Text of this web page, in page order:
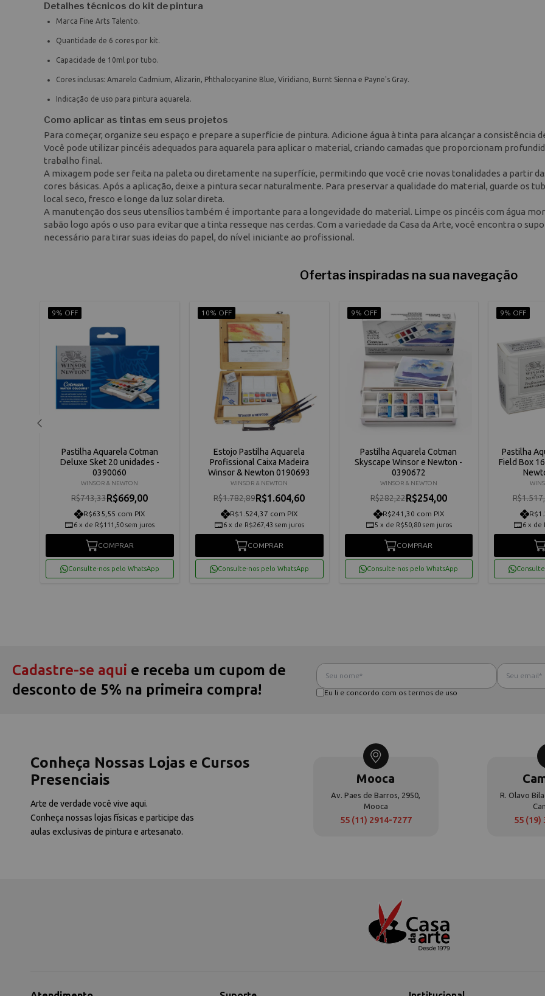
Detalhes técnicos do kit de pintura
Marca Fine Arts Talento.
Quantidade de 6 cores por kit.
Capacidade de 10ml por tubo.
Cores inclusas: Amarelo Cadmium, Alizarin, Phthalocyanine Blue, Viridiano, Burnt Sienna e Payne's Gray.
Indicação de uso para pintura aquarela.
Como aplicar as tintas em seus projetos
Para começar, organize seu espaço e prepare a superfície de pintura. Adicione água à tinta para alcançar a consistência
Você pode utilizar pincéis adequados para aquarela para aplicar o material, criando camadas que proporcionam
trabalho final.
A mixagem pode ser feita na paleta ou diretamente na superfície, permitindo que você crie novas tonalidades a partir
cores básicas. Após a aplicação, deixe a pintura secar naturalmente. Para preservar a qualidade do material, guarde os
local seco, fresco e longe da luz solar direta.
A manutenção dos seus utensílios também é importante para a longevidade do material. Limpe os pincéis com água
sabão logo após o uso para evitar que a tinta resseque nas cerdas. Com a variedade da Casa da Arte, você encontra o
necessário para tirar suas ideias do papel, do nível iniciante ao profissional.
Ofertas inspiradas na sua navegação
9% OFF
Pastilha Aquarela Cotman
Deluxe Sket 20 unidades -
0390060
WINSOR & NEWTON
R$743,33R$669,00
R$635,55 com PIX
6 x de R$111,50 sem juros
COMPRAR
Consulte-nos pelo WhatsApp
10% OFF
Estojo Pastilha Aquarela
Profissional Caixa Madeira
Winsor & Newton 0190693
WINSOR & NEWTON
R$1.782,89R$1.604,60
R$1.524,37 com PIX
6 x de R$267,43 sem juros
COMPRAR
Consulte-nos pelo WhatsApp
9% OFF
Pastilha Aquarela Cotman
Skyscape Winsor e Newton -
0390672
WINSOR & NEWTON
R$282,22R$254,00
R$241,30 com PIX
5 x de R$50,80 sem juros
COMPRAR
Consulte-nos pelo WhatsApp
9% OFF
Pastilha
Field Box
6 x de
Cadastre-se aqui e receba um cupom de
desconto de 5% na primeira compra!
Eu li e concordo com os termos de uso
Conheça Nossas Lojas e Cursos
Presenciais
Arte de verdade você vive aqui.
Conheça nossas lojas físicas e participe das
aulas exclusivas de pintura e artesanato.
Mooca
Av. Paes de Barros, 2950,
Mooca
55 (11) 2914-7277
R. Olavo
55 (19)